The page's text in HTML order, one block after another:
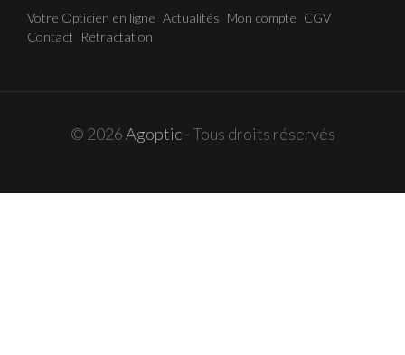
Votre Opticien en ligne Actualités Mon compte CGV
Contact
Rétractation
© 2026Agoptic- Tous droits réservés